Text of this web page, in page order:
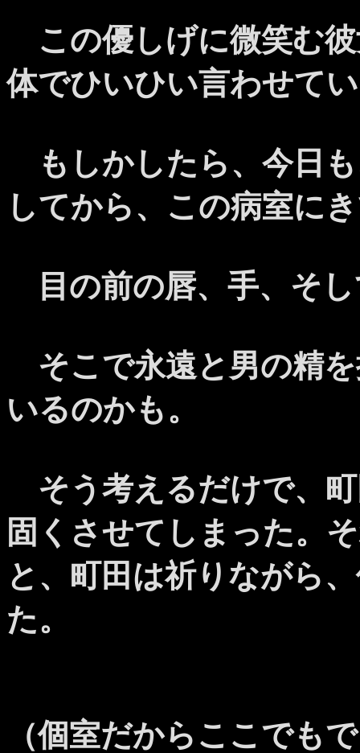
この優しげに微笑む
体でひいひい言わせて
もしかしたら、今日
してから、この病室に
目の前の唇、手、そし
そこで永遠と男の精
いるのかも。
そう考えるだけで、
固くさせてしまった。
と、町田は祈りながら
た。
（個室だからここでも